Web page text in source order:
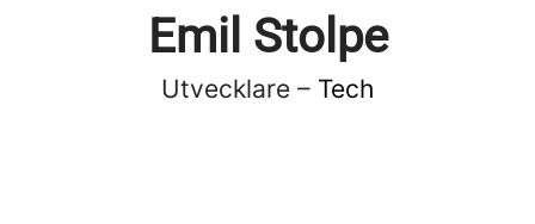
Emil Stolpe
Utvecklare – Tech